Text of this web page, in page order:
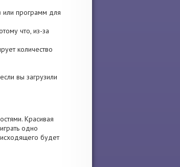
или программ для
что, из-за
количество
вы загрузили
Красивая
одно
будет